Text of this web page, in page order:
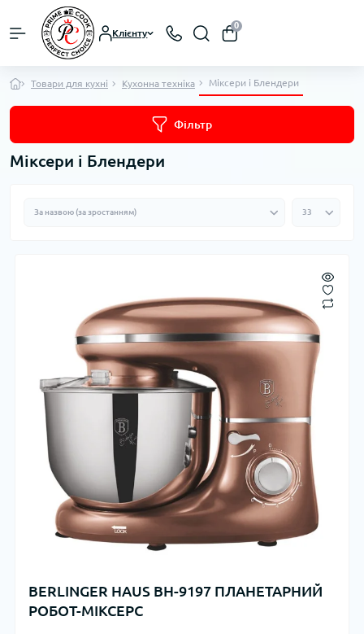
Клієнту
0
Товари для кухні Кухонна техніка Міксери і Блендери
Фільтр
Міксери і Блендери
BERLINGER HAUS BH-9197 ПЛАНЕТАРНИЙ
РОБОТ-МІКСЕРС